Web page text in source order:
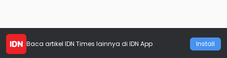
Baca artikel IDN Times lainnya di IDN App Install